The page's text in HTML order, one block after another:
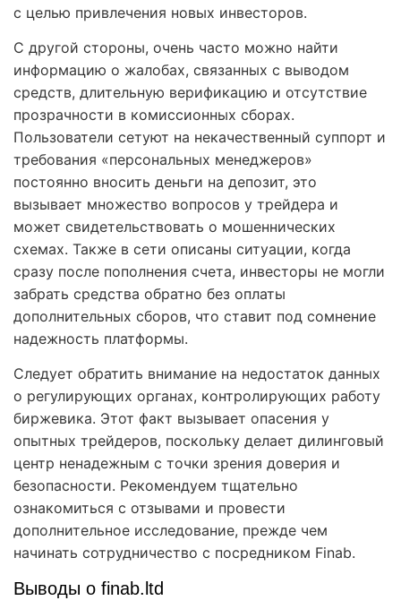
с целью привлечения новых инвесторов.
С другой стороны, очень часто можно найти
информацию о жалобах, связанных с выводом
средств, длительную верификацию и отсутствие
прозрачности в комиссионных сборах.
Пользователи сетуют на некачественный суппорт и
требования «персональных менеджеров»
постоянно вносить деньги на депозит, это
вызывает множество вопросов у трейдера и
может свидетельствовать о мошеннических
схемах. Также в сети описаны ситуации, когда
сразу после пополнения счета, инвесторы не могли
забрать средства обратно без оплаты
дополнительных сборов, что ставит под сомнение
надежность платформы.
Следует обратить внимание на недостаток данных
о регулирующих органах, контролирующих работу
биржевика. Этот факт вызывает опасения у
опытных трейдеров, поскольку делает дилинговый
центр ненадежным с точки зрения доверия и
безопасности. Рекомендуем тщательно
ознакомиться с отзывами и провести
дополнительное исследование, прежде чем
начинать сотрудничество с посредником Finab.
Выводы о finab.ltd